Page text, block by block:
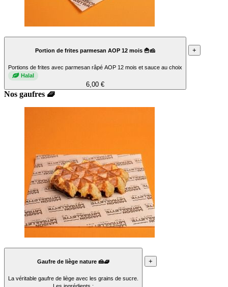
Portion de frites parmesan AOP 12 mois 🍟🧀
Portions de frites avec parmesan râpé AOP 12 mois et sauce au choix
Halal
6,00 €
+
Nos gaufres 🧇
Gaufre de liège nature 🍰🧇
La véritable gaufre de liège avec les grains de sucre.
Les ingrédients :
+